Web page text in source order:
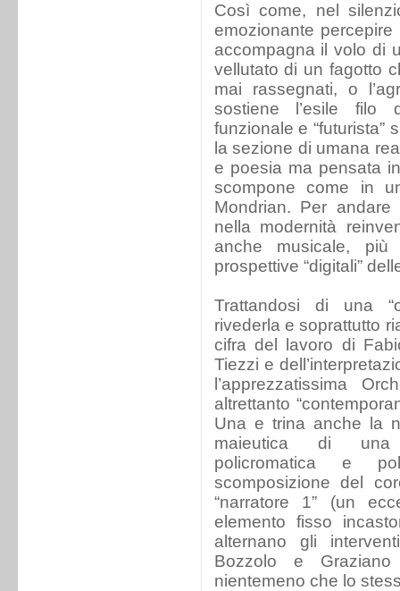
Così come, nel
emozionante
accompagna il volo di
vellutato di un fagotto
mai rassegnati, o
sostiene l’esile filo
funzionale e “futurista”
la sezione di umana
e poesia ma pensata
scompone come in
Mondrian. Per
nella modernità
anche musicale,
prospettive “digitali”
Trattandosi di una
rivederla e soprattutto
cifra del lavoro di
Tiezzi e
l’apprezzatissima
altrettanto
Una e trina anche la
maieutica di una
policromatica e
scomposizione del
“narratore 1” (un
elemento fisso
alternano gli
Bozzolo e
nientemeno che lo